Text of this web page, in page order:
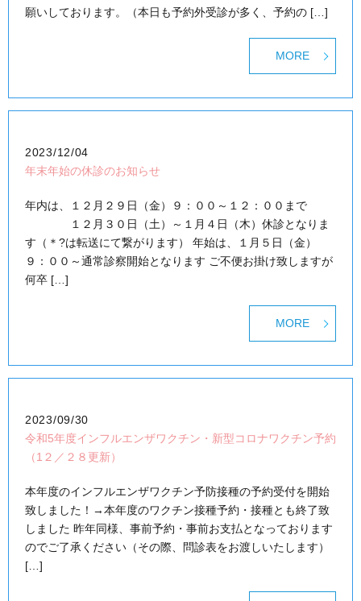
願いしております。（本日も予約外受診が多く、予約の […]
MORE
2023/12/04
年末年始の休診のお知らせ
年内は、１２月２９日（金）９：００～１２：００まで
１２月３０日（土）～１月４日（木）休診となりま
す（＊?は転送にて繋がります） 年始は、１月５日（金）
９：００～通常診察開始となります ご不便お掛け致しますが
何卒 […]
MORE
2023/09/30
令和5年度インフルエンザワクチン・新型コロナワクチン予約
（1２／２８更新）
本年度のインフルエンザワクチン予防接種の予約受付を開始
致しました！→本年度のワクチン接種予約・接種とも終了致
しました 昨年同様、事前予約・事前お支払となっております
のでご了承ください（その際、問診表をお渡しいたします）
[…]